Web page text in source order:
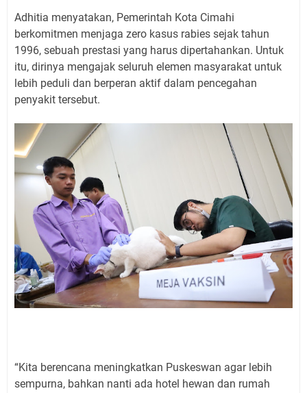
Adhitia menyatakan, Pemerintah Kota Cimahi
berkomitmen menjaga zero kasus rabies sejak tahun
1996, sebuah prestasi yang harus dipertahankan. Untuk
itu, dirinya mengajak seluruh elemen masyarakat untuk
lebih peduli dan berperan aktif dalam pencegahan
penyakit tersebut.
“Kita berencana meningkatkan Puskeswan agar lebih
sempurna, bahkan nanti ada hotel hewan dan rumah